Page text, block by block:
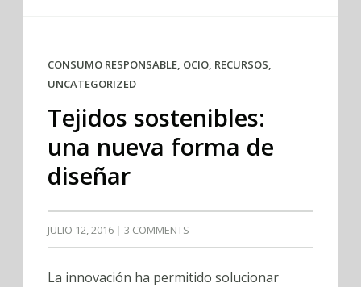
CONSUMO RESPONSABLE, OCIO, RECURSOS,
UNCATEGORIZED
Tejidos sostenibles:
una nueva forma de
diseñar
JULIO 12, 2016 3 COMMENTS
La innovación ha permitido solucionar